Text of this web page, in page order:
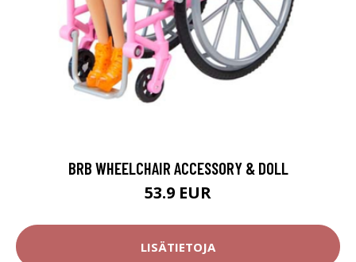
BRB WHEELCHAIR ACCESSORY & DOLL
53.9 EUR
LISÄTIETOJA